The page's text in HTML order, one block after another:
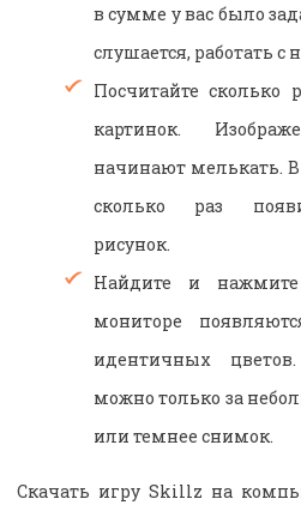
в сумме у вас было
слушается, работать с
Посчитайте сколько
картинок.
начинают мелькать.
сколько раз
рисунок.
Найдите и
мониторе
идентичных
можно только за
или темнее снимок.
Скачать игру Skillz на